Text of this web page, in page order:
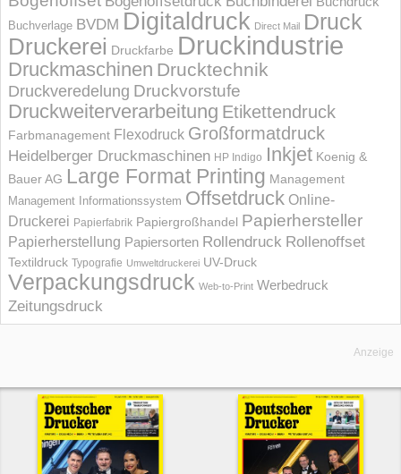
Buchverlage BVDM Digitaldruck Direct Mail Druck
Druckerei Druckfarbe Druckindustrie
Druckmaschinen Drucktechnik
Druckveredelung Druckvorstufe
Druckweiterverarbeitung Etikettendruck
Farbmanagement Flexodruck Großformatdruck
Heidelberger Druckmaschinen HP Indigo Inkjet Koenig &
Bauer AG Large Format Printing Management
Management Informations­system Offsetdruck Online-
Druckerei Papierfabrik Papiergroßhandel Papierhersteller
Papierherstellung Papiersorten Rollendruck Rollenoffset
Textildruck Typografie Umweltdruckerei UV-Druck
Verpackungsdruck Web-to-Print Werbedruck
Zeitungsdruck
Anzeige